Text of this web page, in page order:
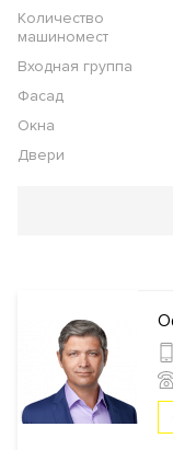
Количество
машиномест
Входная группа
Фасад
Окна
Двери
Кинозал Детская
Бассейн
комната